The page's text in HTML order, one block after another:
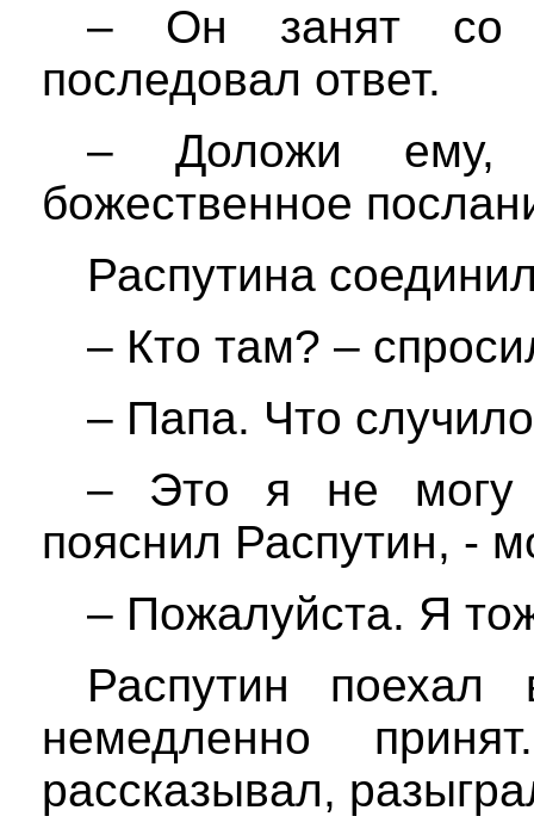
– Он занят со
последовал ответ.
– Доложи ему,
божественное
Распутина
– Кто там? –
– Папа. Что
– Это я не могу
пояснил Распутин, -
– Пожалуйста. Я
Распутин
немедленно
рассказывал,